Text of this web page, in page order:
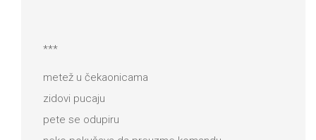
***
metež u čekaonicama
zidovi pucaju
pete se odupiru